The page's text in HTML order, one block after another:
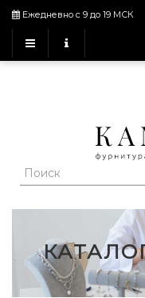
Ежедневно с 9 до 19 МСК